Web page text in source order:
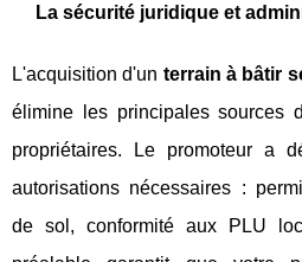
La sécurité juridique et
L'acquisition d'un terrain à bâtir
élimine les principales sources
propriétaires. Le promoteur a
autorisations nécessaires :
de sol, conformité aux PLU